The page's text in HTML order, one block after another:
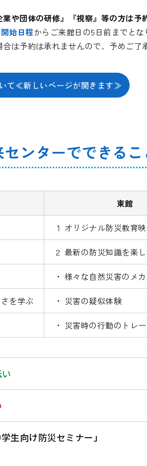
や団体の研修』『視察』等の方は予
始日程からご来館日の5日前までとな
は予約は承れませんので、予めご了
て≪新しいページが開きます≫
ンターでできるこ
東館
１ オリジナル防災教育
２ 最新の防災知識を楽
・ 様々な自然災害のメ
を学ぶ ・ 災害の疑似体験
・ 災害時の行動のトレ
生向け防災セミナー」